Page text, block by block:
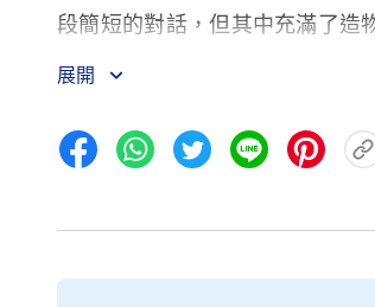
段簡短的對話，但其中充滿了造
的真實態度與感情，也是人類難
作為。他的實質、他的性情在他
間，神在守候，神在等待，神就
2 他的雙手溫暖有力，他
展開